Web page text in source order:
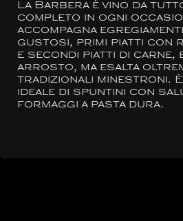
La Barbera è vino da
completo in ogni
accompagna
gustosi, primi piatti con
e secondi piatti di carne,
arrosto, ma esalta
tradizionali minestroni. È
ideale di spuntini con
formaggi a pasta dura.